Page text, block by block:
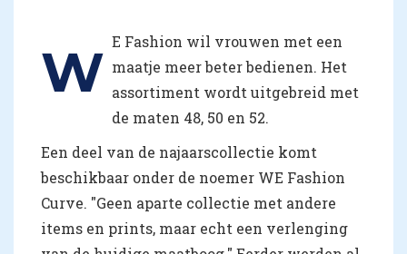
W E Fashion wil vrouwen met een
maatje meer beter bedienen. Het
assortiment wordt uitgebreid met
de maten 48, 50 en 52.
Een deel van de najaarscollectie komt
beschikbaar onder de noemer WE Fashion
Curve. "Geen aparte collectie met andere
items en prints, maar echt een verlenging